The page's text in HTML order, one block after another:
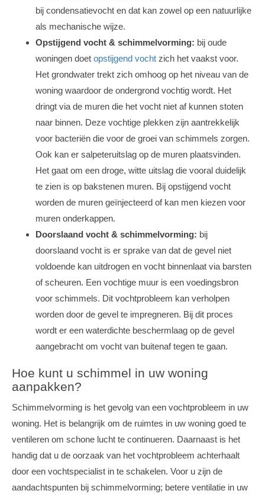
bij condensatievocht en dat kan zowel op een natuurlijke
als mechanische wijze.
Opstijgend vocht & schimmelvorming: bij oude
woningen doet opstijgend vocht zich het vaakst voor.
Het grondwater trekt zich omhoog op het niveau van de
woning waardoor de ondergrond vochtig wordt. Het
dringt via de muren die het vocht niet af kunnen stoten
naar binnen. Deze vochtige plekken zijn aantrekkelijk
voor bacteriën die voor de groei van schimmels zorgen.
Ook kan er salpeteruitslag op de muren plaatsvinden.
Het gaat om een droge, witte uitslag die vooral duidelijk
te zien is op bakstenen muren. Bij opstijgend vocht
worden de muren geïnjecteerd of kan men kiezen voor
muren onderkappen.
Doorslaand vocht & schimmelvorming: bij
doorslaand vocht is er sprake van dat de gevel niet
voldoende kan uitdrogen en vocht binnenlaat via barsten
of scheuren. Een vochtige muur is een voedingsbron
voor schimmels. Dit vochtprobleem kan verholpen
worden door de gevel te impregneren. Bij dit proces
wordt er een waterdichte beschermlaag op de gevel
aangebracht om vocht van buitenaf tegen te gaan.
Hoe kunt u schimmel in uw woning
aanpakken?
Schimmelvorming is het gevolg van een vochtprobleem in uw
woning. Het is belangrijk om de ruimtes in uw woning goed te
ventileren om schone lucht te continueren. Daarnaast is het
handig dat u de oorzaak van het vochtprobleem achterhaalt
door een vochtspecialist in te schakelen. Voor u zijn de
aandachtspunten bij schimmelvorming; betere ventilatie in uw